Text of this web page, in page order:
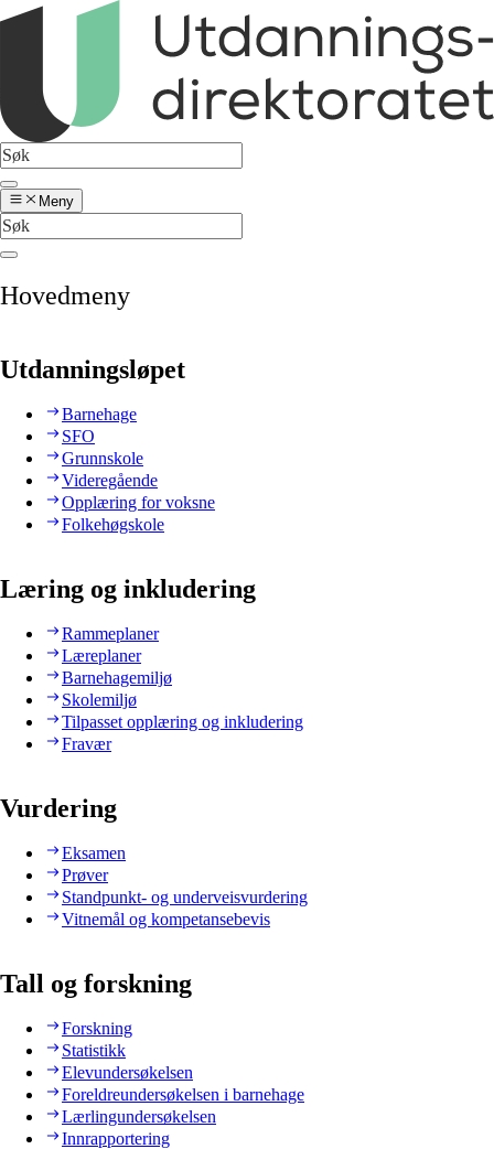
Meny
Hovedmeny
Utdanningsløpet
Barnehage
SFO
Grunnskole
Videregående
Opplæring for voksne
Folkehøgskole
Læring og inkludering
Rammeplaner
Læreplaner
Barnehagemiljø
Skolemiljø
Tilpasset opplæring og inkludering
Fravær
Vurdering
Eksamen
Prøver
Standpunkt- og underveisvurdering
Vitnemål og kompetansebevis
Tall og forskning
Forskning
Statistikk
Elevundersøkelsen
Foreldreundersøkelsen i barnehage
Lærlingundersøkelsen
Innrapportering